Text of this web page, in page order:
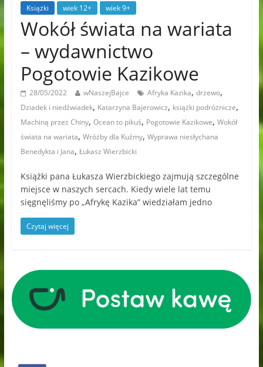
Książki wiek 12+ wiek 9+
Wokół świata na wariata
– wydawnictwo
Pogotowie Kazikowe
28/05/2022 wNaszejBajce Afryka Kazika, drzewo,
Dziadek i niedźwiadek, Katarzyna Bajerowicz, książki podróżnicze,
Machiną przez Chiny, Ocean to pikuś, Pogotowie Kazikowe, Wokół
świata na wariata, Wróżby dla Kuźmy, Wyprawa niesłychana
Benedykta i Jana, Łukasz Wierzbicki
Książki pana Łukasza Wierzbickiego zajmują szczególne
miejsce w naszych sercach. Kiedy wiele lat temu
sięgnęliśmy po „Afrykę Kazika” wiedziałam jedno
Czytaj więcej